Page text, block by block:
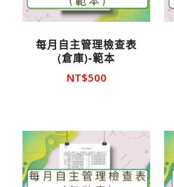
每月自主管理檢查表
(倉庫)-範本
NT$500